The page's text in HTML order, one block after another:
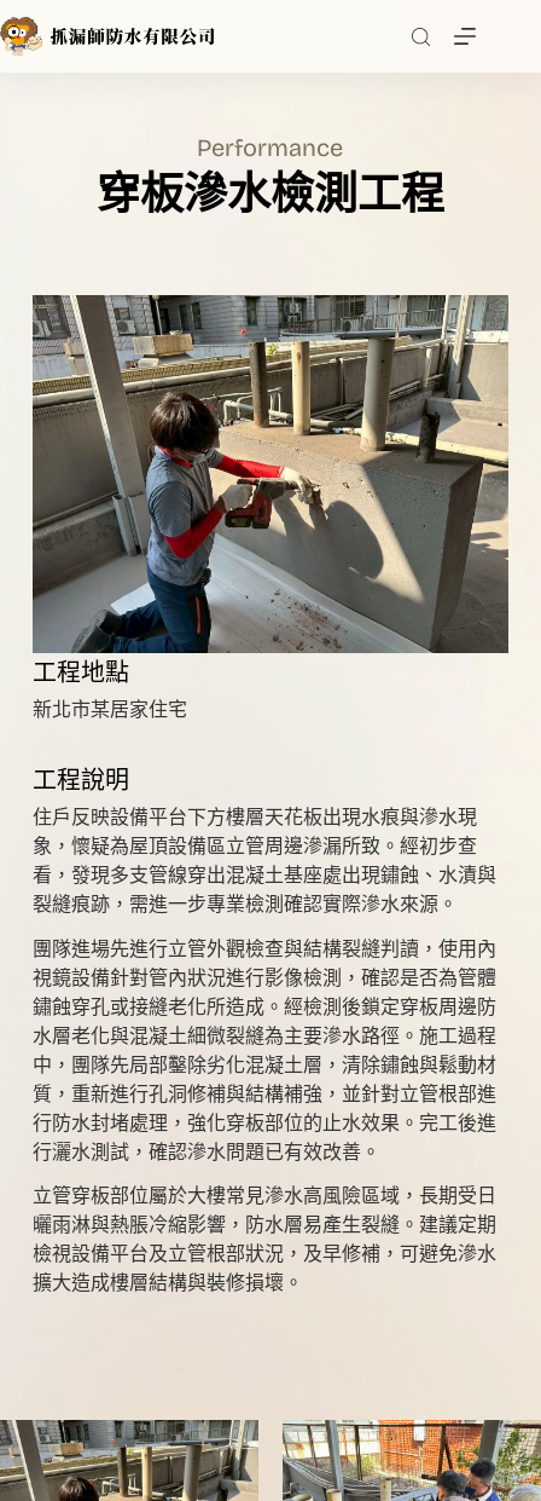
跳
至
Performance
穿板滲水檢測工程
工程地點
新北市某居家住宅
工程說明
住戶反映設備平台下方樓層天花板出現水痕與滲水現
象，懷疑為屋頂設備區立管周邊滲漏所致。經初步查
看，發現多支管線穿出混凝土基座處出現鏽蝕、水漬與
裂縫痕跡，需進一步專業檢測確認實際滲水來源。
團隊進場先進行立管外觀檢查與結構裂縫判讀，使用內
視鏡設備針對管內狀況進行影像檢測，確認是否為管體
鏽蝕穿孔或接縫老化所造成。經檢測後鎖定穿板周邊防
水層老化與混凝土細微裂縫為主要滲水路徑。施工過程
中，團隊先局部鑿除劣化混凝土層，清除鏽蝕與鬆動材
質，重新進行孔洞修補與結構補強，並針對立管根部進
行防水封堵處理，強化穿板部位的止水效果。完工後進
行灑水測試，確認滲水問題已有效改善。
立管穿板部位屬於大樓常見滲水高風險區域，長期受日
曬雨淋與熱脹冷縮影響，防水層易產生裂縫。建議定期
檢視設備平台及立管根部狀況，及早修補，可避免滲水
擴大造成樓層結構與裝修損壞。